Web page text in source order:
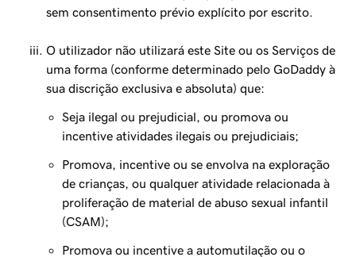
sem consentimento prévio explícito por escrito.
O utilizador não utilizará este Site ou os Serviços de
uma forma (conforme determinado pelo GoDaddy à
sua discrição exclusiva e absoluta) que:
Seja ilegal ou prejudicial, ou promova ou
incentive atividades ilegais ou prejudiciais;
Promova, incentive ou se envolva na exploração
de crianças, ou qualquer atividade relacionada à
proliferação de material de abuso sexual infantil
(CSAM);
Promova ou incentive a automutilação ou o